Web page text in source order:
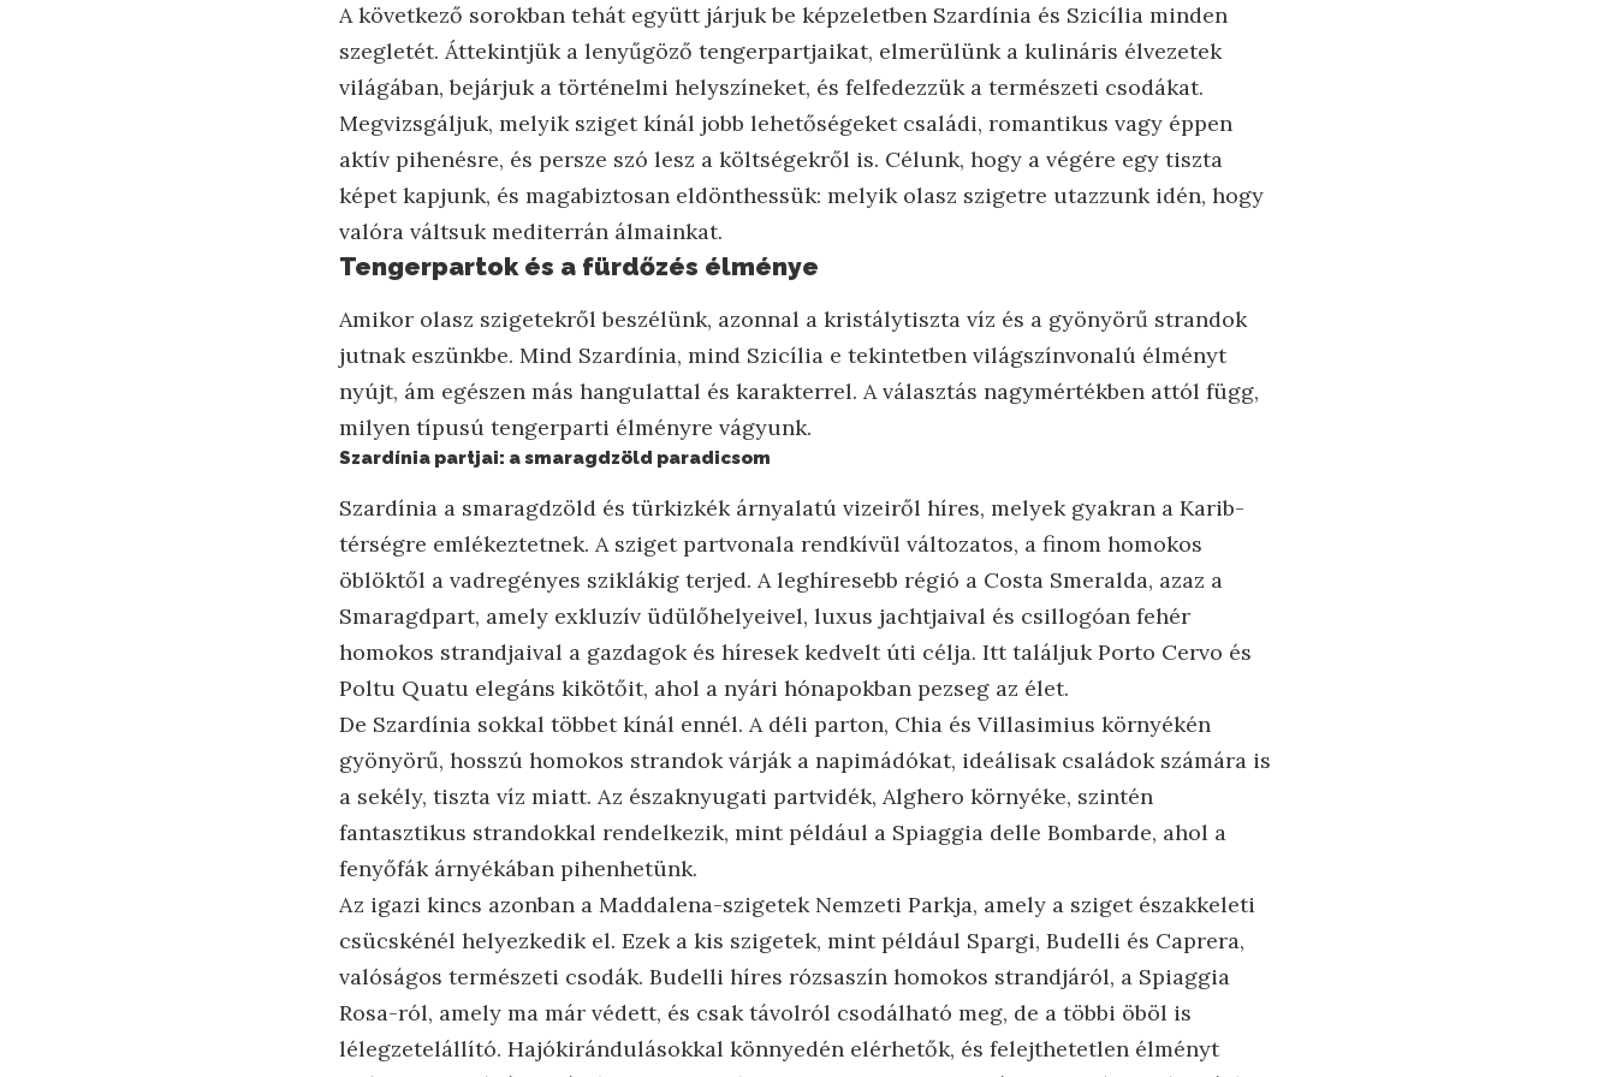
A következő sorokban tehát együtt járjuk be képzeletben Szardínia és Szicília minden
szegletét. Áttekintjük a lenyűgöző tengerpartjaikat, elmerülünk a kulináris élvezetek
világában, bejárjuk a történelmi helyszíneket, és felfedezzük a természeti csodákat.
Megvizsgáljuk, melyik sziget kínál jobb lehetőségeket családi, romantikus vagy éppen
aktív pihenésre, és persze szó lesz a költségekről is. Célunk, hogy a végére egy tiszta
képet kapjunk, és magabiztosan eldönthessük: melyik olasz szigetre utazzunk idén, hogy
valóra váltsuk mediterrán álmainkat.
Tengerpartok és a fürdőzés élménye
Amikor olasz szigetekről beszélünk, azonnal a kristálytiszta víz és a gyönyörű strandok
jutnak eszünkbe. Mind Szardínia, mind Szicília e tekintetben világszínvonalú élményt
nyújt, ám egészen más hangulattal és karakterrel. A választás nagymértékben attól függ,
milyen típusú tengerparti élményre vágyunk.
Szardínia partjai: a smaragdzöld paradicsom
Szardínia a smaragdzöld és türkizkék árnyalatú vizeiről híres, melyek gyakran a Karib-
térségre emlékeztetnek. A sziget partvonala rendkívül változatos, a finom homokos
öblöktől a vadregényes sziklákig terjed. A leghíresebb régió a Costa Smeralda, azaz a
Smaragdpart, amely exkluzív üdülőhelyeivel, luxus jachtjaival és csillogóan fehér
homokos strandjaival a gazdagok és híresek kedvelt úti célja. Itt találjuk Porto Cervo és
Poltu Quatu elegáns kikötőit, ahol a nyári hónapokban pezseg az élet.
De Szardínia sokkal többet kínál ennél. A déli parton, Chia és Villasimius környékén
gyönyörű, hosszú homokos strandok várják a napimádókat, ideálisak családok számára is
a sekély, tiszta víz miatt. Az északnyugati partvidék, Alghero környéke, szintén
fantasztikus strandokkal rendelkezik, mint például a Spiaggia delle Bombarde, ahol a
fenyőfák árnyékában pihenhetünk.
Az igazi kincs azonban a Maddalena-szigetek Nemzeti Parkja, amely a sziget északkeleti
csücskénél helyezkedik el. Ezek a kis szigetek, mint például Spargi, Budelli és Caprera,
valóságos természeti csodák. Budelli híres rózsaszín homokos strandjáról, a Spiaggia
Rosa-ról, amely ma már védett, és csak távolról csodálható meg, de a többi öböl is
lélegzetelállító. Hajókirándulásokkal könnyedén elérhetők, és felejthetetlen élményt